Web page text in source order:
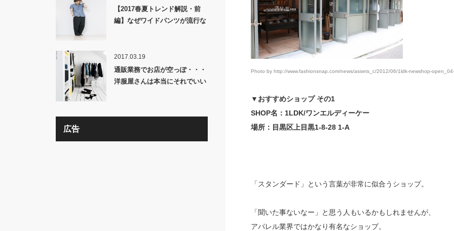
Photo by http://www.fashionsnap.com/news/assets_c/2012/06/1ldk-newshop-
▼おすすめショップ その1
SHOP名：1LDK/ワンエルディーケー
場所：目黒区上目黒1-8-28 1-A
「スタンダード」という言葉が非常に似合うショップ。
「聞いた事ないなー」と思う人もいるかもしれませんが、
アパレル業界ではかなり有名なショップ。
【2017春夏トレンド解説・前
編】なぜワイドパンツが流行な
2017.03.19
通販業務でお店が空っぽ・・・
洋服屋さんは本当にそれでいい
広告